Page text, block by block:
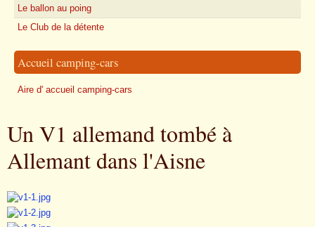
Le ballon au poing
Le Club de la détente
Accueil camping-cars
Aire d' accueil camping-cars
Un V1 allemand tombé à
Allemant dans l'Aisne